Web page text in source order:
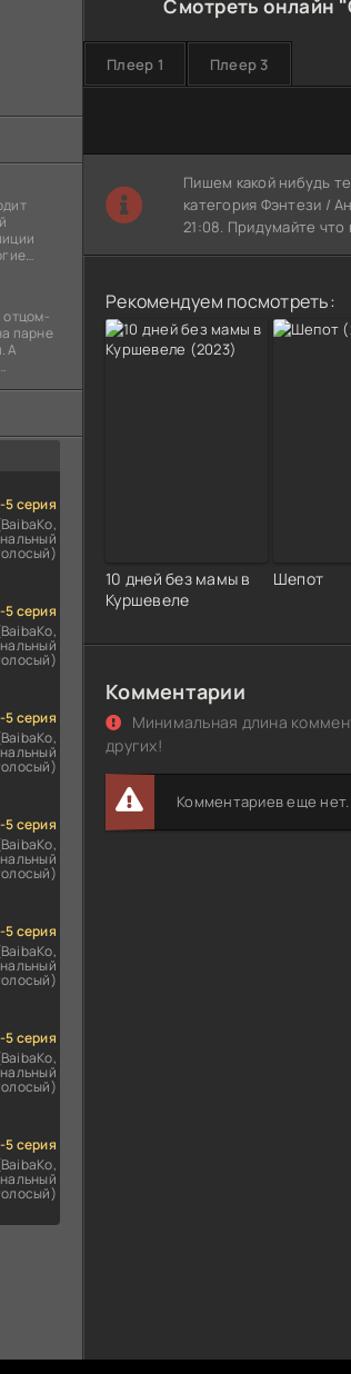
отцом-
парне
А
5 серия
5 серия
5 серия
5 серия
5 серия
5 серия
5 серия
Смотреть онлайн
Плеер 1 Плеер 3
Пишем какой нибудь
категория Фэнтези /
21:08. Придумайте
Рекомендуем посмотреть:
10 дней без мамы в
Куршевеле
Шепот
Комментарии
Минимальная длина
других!
Комментариев еще